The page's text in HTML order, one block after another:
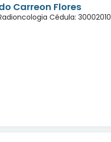
Carreon Flores
Cédula: 30002010